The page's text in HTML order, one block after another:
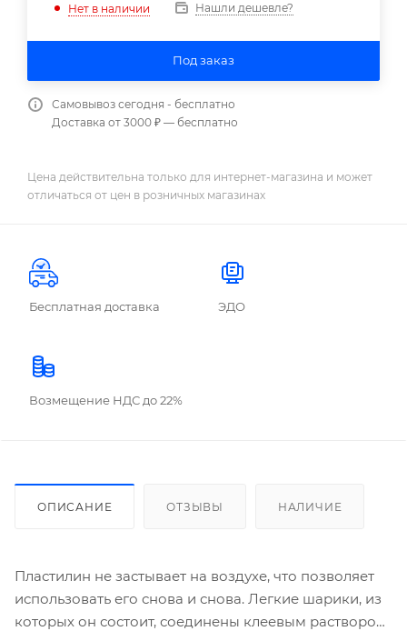
Нет в наличии Нашли дешевле?
Под заказ
Самовывоз сегодня - бесплатно
Доставка от 3000 ₽ — бесплатно
Цена действительна только для интернет-магазина и может
отличаться от цен в розничных магазинах
Бесплатная доставка ЭДО
Возмещение НДС до 22%
ОПИСАНИЕ ОТЗЫВЫ НАЛИЧИЕ
Пластилин не застывает на воздухе, что позволяет
использовать его снова и снова. Легкие шарики, из
которых он состоит, соединены клеевым раствором.